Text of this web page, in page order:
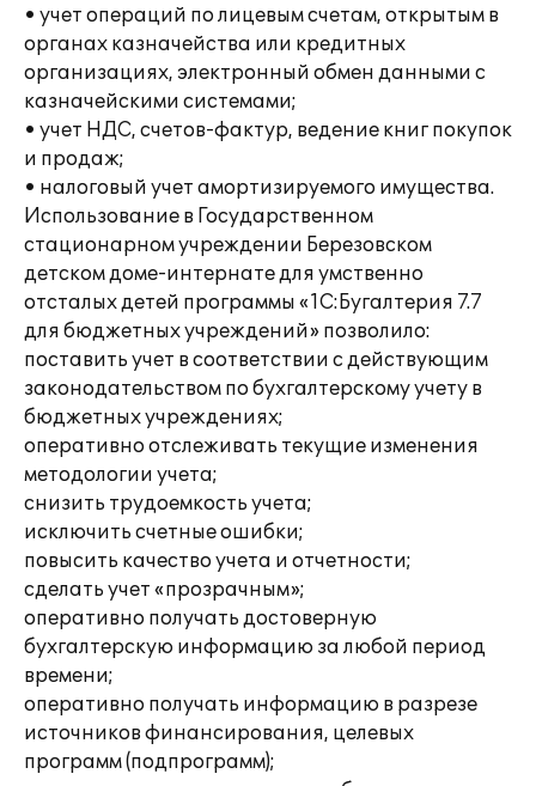
• учет операций по лицевым счетам, открытым в
органах казначейства или кредитных
организациях, электронный обмен данными с
казначейскими системами;
• учет НДС, счетов-фактур, ведение книг покупок
и продаж;
• налоговый учет амортизируемого имущества.
Использование в Государственном
стационарном учреждении Березовском
детском доме-интернате для умственно
отсталых детей программы «1С:Бугалтерия 7.7
для бюджетных учреждений» позволило:
поставить учет в соответствии с действующим
законодательством по бухгалтерскому учету в
бюджетных учреждениях;
оперативно отслеживать текущие изменения
методологии учета;
снизить трудоемкость учета;
исключить счетные ошибки;
повысить качество учета и отчетности;
сделать учет «прозрачным»;
оперативно получать достоверную
бухгалтерскую информацию за любой период
времени;
оперативно получать информацию в разрезе
источников финансирования, целевых
программ (подпрограмм);